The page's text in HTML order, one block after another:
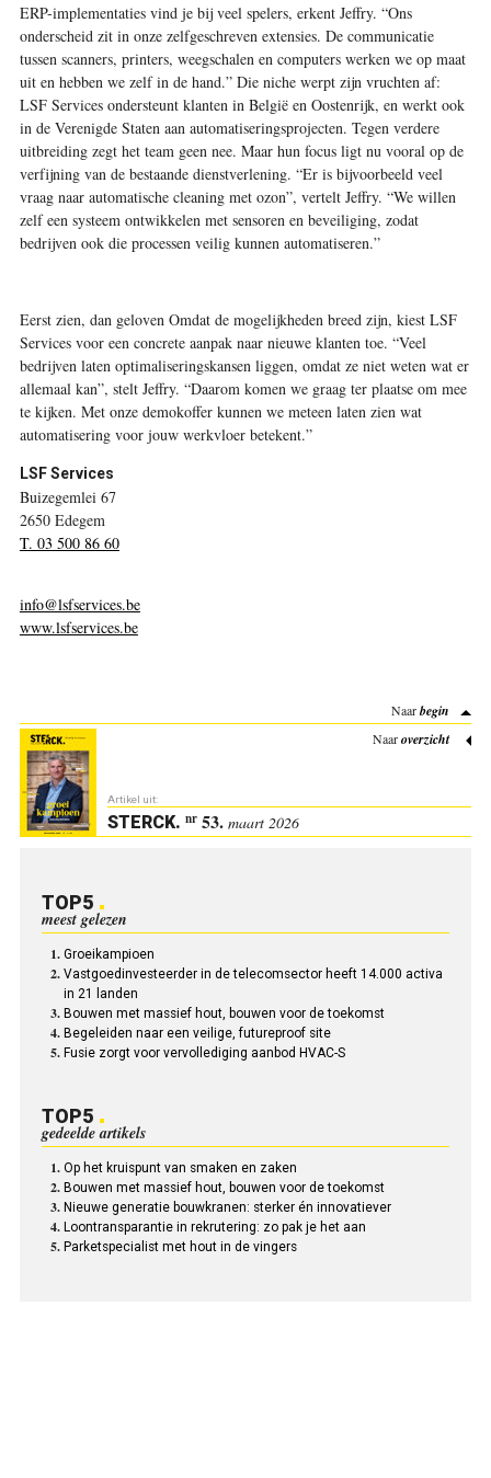
ERP-implementaties vind je bij veel spelers, erkent Jeffry. “Ons
onderscheid zit in onze zelfgeschreven extensies. De communicatie
tussen scanners, printers, weegschalen en computers werken we op maat
uit en hebben we zelf in de hand.” Die niche werpt zijn vruchten af:
LSF Services ondersteunt klanten in België en Oostenrijk, en werkt ook
in de Verenigde Staten aan automatiseringsprojecten. Tegen verdere
uitbreiding zegt het team geen nee. Maar hun focus ligt nu vooral op de
verfijning van de bestaande dienstverlening. “Er is bijvoorbeeld veel
vraag naar automatische cleaning met ozon”, vertelt Jeffry. “We willen
zelf een systeem ontwikkelen met sensoren en beveiliging, zodat
bedrijven ook die processen veilig kunnen automatiseren.”
Eerst zien, dan geloven Omdat de mogelijkheden breed zijn, kiest LSF
Services voor een concrete aanpak naar nieuwe klanten toe. “Veel
bedrijven laten optimaliseringskansen liggen, omdat ze niet weten wat er
allemaal kan”, stelt Jeffry. “Daarom komen we graag ter plaatse om mee
te kijken. Met onze demokoffer kunnen we meteen laten zien wat
automatisering voor jouw werkvloer betekent.”
LSF Services
Buizegemlei 67
2650 Edegem
T. 03 500 86 60
info@lsfservices.be
www.lsfservices.be
Naarbegin
Naaroverzicht
Artikel uit:
STERCK. nr53. maart 2026
TOP5
meest gelezen
Groeikampioen
Vastgoedinvesteerder in de telecomsector heeft 14.000 activa
in 21 landen
Bouwen met massief hout, bouwen voor de toekomst
Begeleiden naar een veilige, futureproof site
Fusie zorgt voor vervollediging aanbod HVAC-S
TOP5
gedeelde artikels
Op het kruispunt van smaken en zaken
Bouwen met massief hout, bouwen voor de toekomst
Nieuwe generatie bouwkranen: sterker én innovatiever
Loontransparantie in rekrutering: zo pak je het aan
Parketspecialist met hout in de vingers